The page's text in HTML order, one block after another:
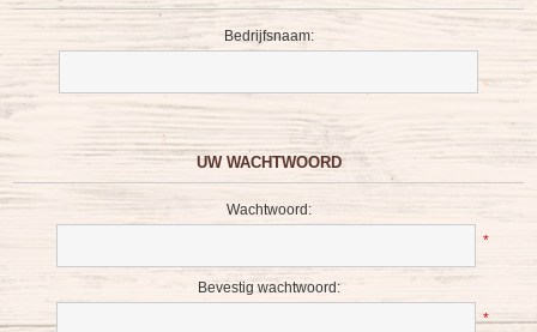
Bedrijfsnaam:
UW WACHTWOORD
Wachtwoord:
*
Bevestig wachtwoord:
*